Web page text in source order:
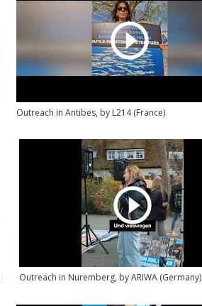
Outreach in Antibes, by L214 (France)
Outreach in Nuremberg, by ARIWA (Germany)